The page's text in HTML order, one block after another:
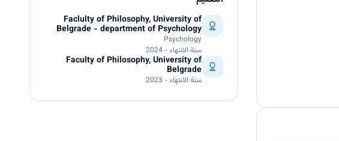
Faclulty of Philosophy, University of
Belgrade - department of Psychology
Psychology
سنة الانتهاء - 2024
Faculty of Philosophy, University of
Belgrade
سنة الانتهاء - 2023